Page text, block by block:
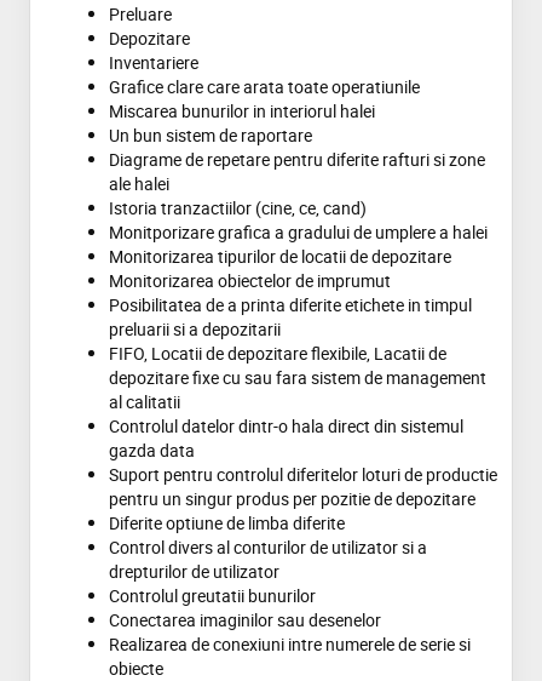
Preluare
Depozitare
Inventariere
Grafice clare care arata toate operatiunile
Miscarea bunurilor in interiorul halei
Un bun sistem de raportare
Diagrame de repetare pentru diferite rafturi si zone
ale halei
Istoria tranzactiilor (cine, ce, cand)
Monitporizare grafica a gradului de umplere a halei
Monitorizarea tipurilor de locatii de depozitare
Monitorizarea obiectelor de imprumut
Posibilitatea de a printa diferite etichete in timpul
preluarii si a depozitarii
FIFO, Locatii de depozitare flexibile, Lacatii de
depozitare fixe cu sau fara sistem de management
al calitatii
Controlul datelor dintr-o hala direct din sistemul
gazda data
Suport pentru controlul diferitelor loturi de productie
pentru un singur produs per pozitie de depozitare
Diferite optiune de limba diferite
Control divers al conturilor de utilizator si a
drepturilor de utilizator
Controlul greutatii bunurilor
Conectarea imaginilor sau desenelor
Realizarea de conexiuni intre numerele de serie si
obiecte